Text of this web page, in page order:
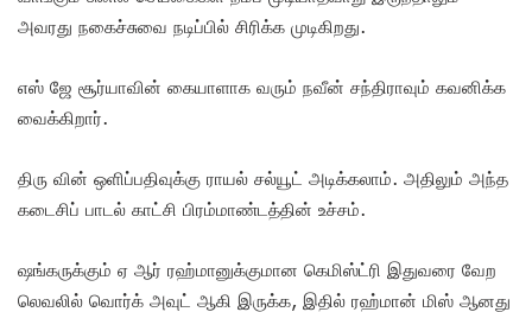
அவரது நகைச்சுவை நடிப்பில் சிரிக்க முடிகிறது.
எஸ் ஜே சூர்யாவின் கையாளாக வரும் நவீன் சந்திராவும் கவனிக்க
வைக்கிறார்.
திரு வின் ஒளிப்பதிவுக்கு ராயல் சல்யூட் அடிக்கலாம். அதிலும் அந்த
கடைசிப் பாடல் காட்சி பிரம்மாண்டத்தின் உச்சம்.
ஷங்கருக்கும் ஏ ஆர் ரஹ்மானுக்குமான கெமிஸ்ட்ரி இதுவரை வேற
லெவலில் வொர்க் அவுட் ஆகி இருக்க, இதில் ரஹ்மான் மிஸ் ஆனது